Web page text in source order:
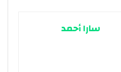
سارا أحمد